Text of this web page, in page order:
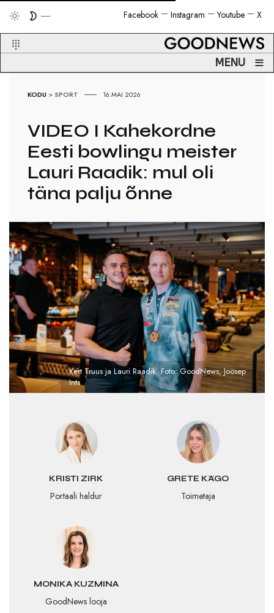
X
Youtube
Instagram
Facebook
MENU ≡
KODU > SPORT 16.MAI 2026
VIDEO I Kahekordne
Eesti bowlingu meister
Lauri Raadik: mul oli
täna palju õnne
KRISTI ZIRK
Portaali haldur
GRETE KÄGO
Toimetaja
MONIKA KUZMINA
GoodNews looja
Kert Truus ja Lauri Raadik. Foto: GoodNews, Joosep
Ints